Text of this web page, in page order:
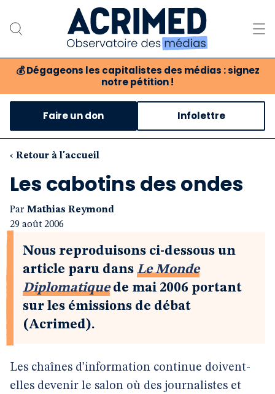
💰 Dégageons les capitalistes des médias : signez
notre pétition !
Notre association
Notre critique des médias
Nos propositions
Notre revue
Boutique
Faire un don Infolettre
‹ Retour à l'accueil
Les cabotins des ondes
Par Mathias Reymond
29 août 2006
Nous reproduisons ci-dessous un
article paru dans Le Monde
Diplomatiquede mai 2006 portant
sur les émissions de débat
(Acrimed).
Les chaînes d’information continue doivent-
elles devenir le salon où des journalistes et